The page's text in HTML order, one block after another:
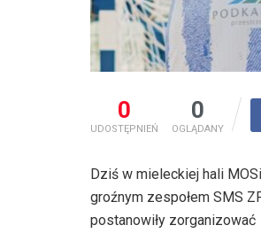
0
UDOSTĘPNIEŃ
0
OGLĄDANY
Dziś w mieleckiej hali
groźnym zespołem SMS
postanowiły